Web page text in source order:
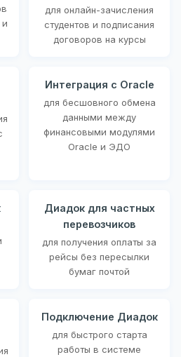
для онлайн-зачисления
студентов и подписания
договоров на курсы
Интеграция с Oracle
для бесшовного обмена
данными между
финансовыми модулями
Oracle и ЭДО
Диадок для частных
перевозчиков
для получения оплаты за
рейсы без пересылки
бумаг почтой
Подключение Диадок
для быстрого старта
работы в системе